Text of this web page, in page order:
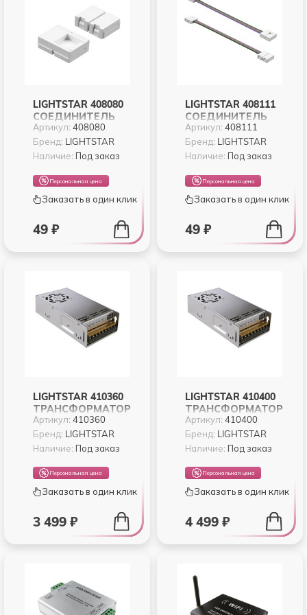
LIGHTSTAR 408080
СОЕДИНИТЕЛЬ
ЖЕСТКИЙ ДЛЯ
ЛЕНТЫ 12V 3528LED
40000Х-40001Х
Артикул: 408080
Бренд: LIGHTSTAR
Наличие: Под заказ
Персональная цена
Заказать в один клик
49 ₽
LIGHTSTAR 408111
СОЕДИНИТЕЛЬ
ГИБКИЙ КАБЕЛЬ
ПИТАНИЯ ДЛЯ
ЛЕНТЫ 12V 5050LED
Артикул:408111
Бренд: LIGHTSTAR
Наличие: Под заказ
Персональная цена
Заказать в один клик
49 ₽
LIGHTSTAR 410360
ТРАНСФОРМАТОР
12V ДЛЯ
СВЕТОДИОДНОЙ
ЛЕНТЫ 360W
Артикул: 410360
Бренд: LIGHTSTAR
Наличие: Под заказ
Персональная цена
Заказать в один клик
3 499 ₽
LIGHTSTAR 410400
ТРАНСФОРМАТОР
12V ДЛЯ
СВЕТОДИОДНОЙ
ЛЕНТЫ 400W
Артикул:410400
Бренд: LIGHTSTAR
Наличие: Под заказ
Персональная цена
Заказать в один клик
4 499 ₽